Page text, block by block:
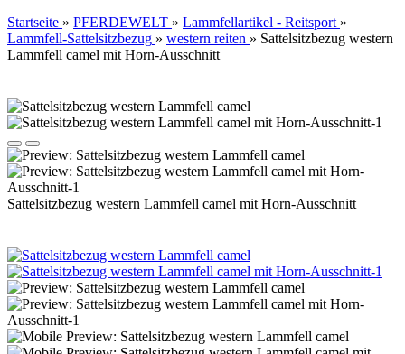
Startseite » PFERDEWELT » Lammfellartikel - Reitsport »
Lammfell-Sattelsitzbezug » western reiten » Sattelsitzbezug western
Lammfell camel mit Horn-Ausschnitt
Sattelsitzbezug western Lammfell camel mit Horn-Ausschnitt